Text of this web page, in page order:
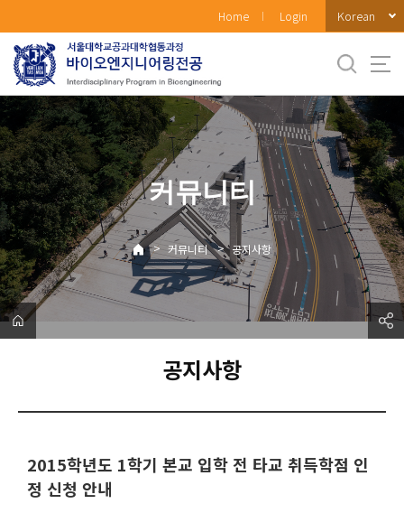
로
메
뉴
Home Login Korean
커뮤니티
> 커뮤니티 > 공지사항
공지사항
2015학년도 1학기 본교 입학 전 타교 취득학점 인
정 신청 안내